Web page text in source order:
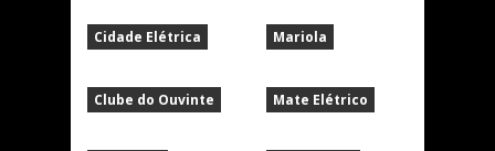
Cidade Elétrica
Clube do Ouvinte
Mariola
Mate Elétrico